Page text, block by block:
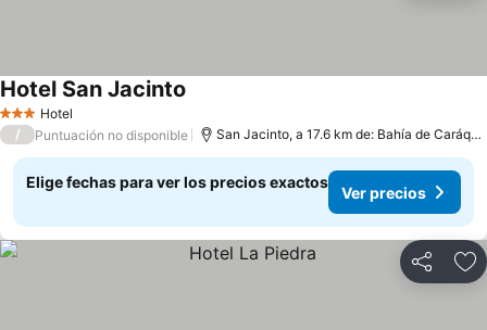
3 Estrellas
Hotel
Hotel San Jacinto
/ Puntuación no disponible San Jacinto, a 17.6 km de: Bahía de
Elige fechas para ver los precios exactos
Ver precios
Compartir